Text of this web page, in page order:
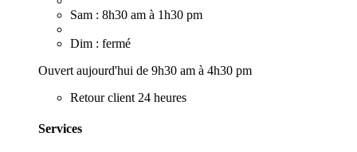
Sam : 8h30 am à 1h30 pm
Dim : fermé
Ouvert aujourd'hui de 9h30 am à 4h30 pm
Retour client 24 heures
Services